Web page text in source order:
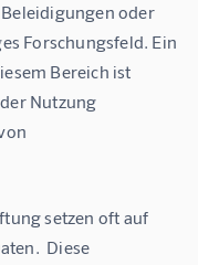
oder
Forschungsfeld. Ein
Bereich ist
Nutzung
setzen oft auf
Diese